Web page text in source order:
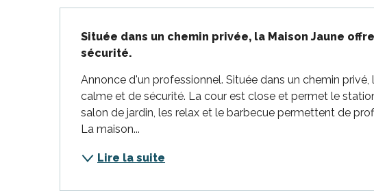
Clément-
Marie-de-Ré
Située dans un chemin privée, la Maison Jaune
sécurité.
Annonce d'un professionnel. Située dans un chemin
calme et de sécurité. La cour est close et permet le
salon de jardin, les relax et le barbecue permettent de
La maison...
Lire la suite